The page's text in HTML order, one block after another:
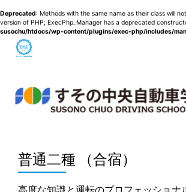
Deprecated: Methods with the same name as their class will
version of PHP; ExecPhp_Manager has a deprecated
susochu/htdocs/wp-content/plugins/exec-php/includes/
普通二種 （合宿）
高度な知識と運転のプロフェッショナ